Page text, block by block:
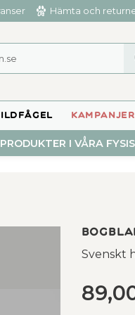
Hämta och
KAMPANJER
I VÅRA
Svenskt